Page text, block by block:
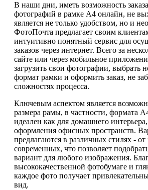
В наши дни, иметь возможность
фотографий в рамке А4 онлайн, не
является не только удобством, но и
ФотоПочта предлагает своим
интуитивно понятный сервис для
заказов через интернет. Всего за
сайте или через мобильное
загрузить свои фотографии, выбрать
формат рамки и оформить заказ, не
сложностях процесса.
Ключевым аспектом является
размера рамы, в частности, формата
идеален как для домашнего
оформления офисных пространств.
предлагаются в различных стилях - от
современных, что позволяет
вариант для любого изображения.
высококачественной фотобумаге и
каждое фото получает
вид.